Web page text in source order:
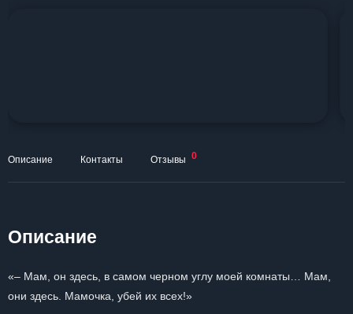
Описание Контакты Отзывы 0
Описание
«– Мам, он здесь, в самом черном углу моей комнаты… Мам,
они здесь. Мамочка, убей их всех!»